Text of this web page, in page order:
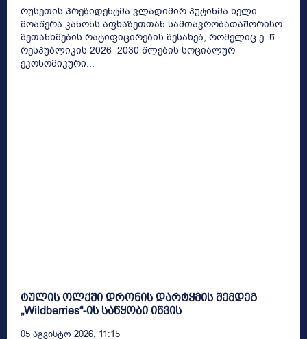
რუსეთის პრეზიდენტმა ვლადიმირ პუტინმა ხელი
მოაწერა კანონს აფხაზეთთან სამთავრობათაშორისო
შეთანხმების რატიფიცირების შესახებ, რომელიც ე. წ.
რესპუბლიკის 2026–2030 წლების სოციალურ-
ეკონომიკური...
ტულის ოლქში დრონის დარტყმის შემდეგ
„Wildberries“-ის საწყობი იწვის
05 Აგვისტო 2026, 11:15